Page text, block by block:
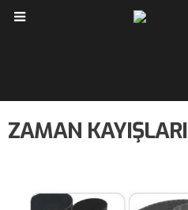
ZAMAN KAYIŞLARI